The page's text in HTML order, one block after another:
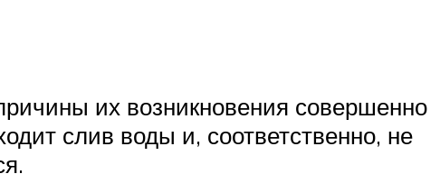
их возникновения совершенно
слив воды и, соответственно, не